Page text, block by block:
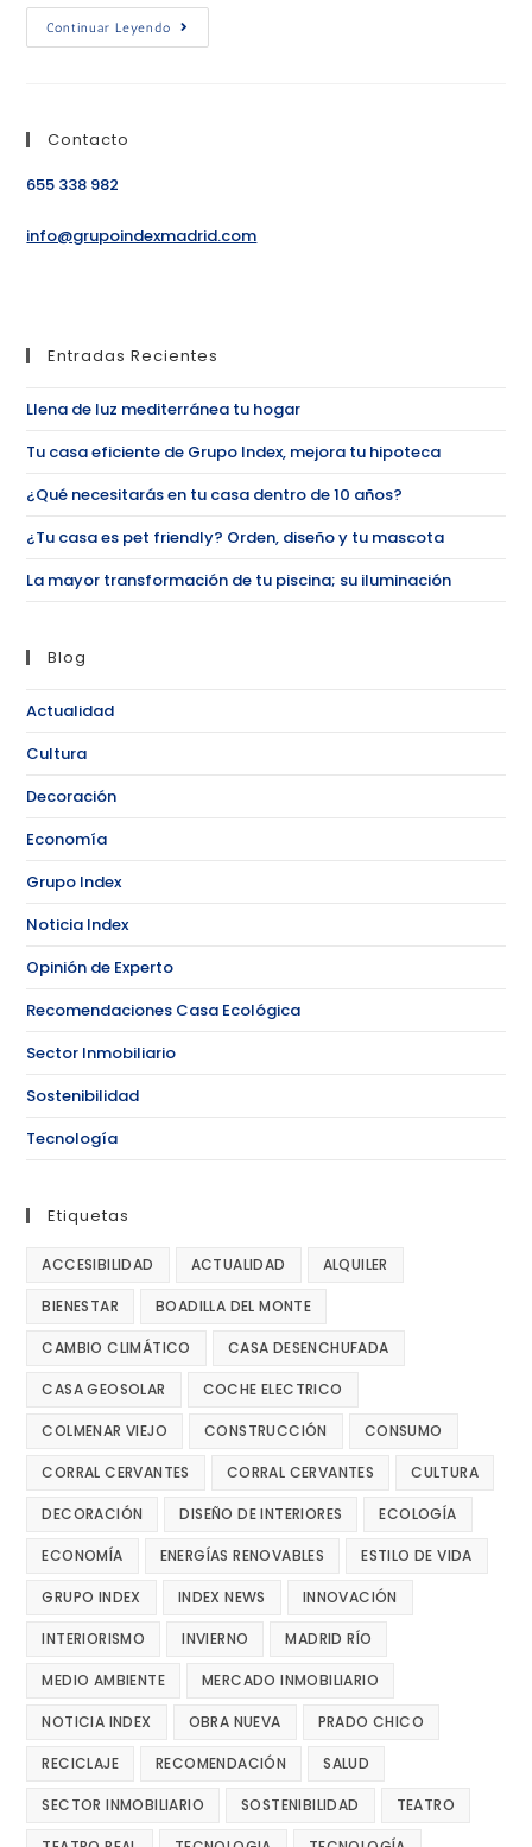
Continuar Leyendo
Contacto
655 338 982
info@grupoindexmadrid.com
Entradas Recientes
Llena de luz mediterránea tu hogar
Tu casa eficiente de Grupo Index, mejora tu hipoteca
¿Qué necesitarás en tu casa dentro de 10 años?
¿Tu casa es pet friendly? Orden, diseño y tu mascota
La mayor transformación de tu piscina; su iluminación
Blog
Actualidad
Cultura
Decoración
Economía
Grupo Index
Noticia Index
Opinión de Experto
Recomendaciones Casa Ecológica
Sector Inmobiliario
Sostenibilidad
Tecnología
Etiquetas
ACCESIBILIDAD ACTUALIDAD ALQUILER
BIENESTAR BOADILLA DEL MONTE
CAMBIO CLIMÁTICO CASA DESENCHUFADA
CASA GEOSOLAR COCHE ELECTRICO
COLMENAR VIEJO CONSTRUCCIÓN CONSUMO
CORRAL CERVANTES CORRAL CERVANTES CULTURA
DECORACIÓN DISEÑO DE INTERIORES ECOLOGÍA
ECONOMÍA ENERGÍAS RENOVABLES ESTILO DE VIDA
GRUPO INDEX INDEX NEWS INNOVACIÓN
INTERIORISMO INVIERNO MADRID RÍO
MEDIO AMBIENTE MERCADO INMOBILIARIO
NOTICIA INDEX OBRA NUEVA PRADO CHICO
RECICLAJE RECOMENDACIÓN SALUD
SECTOR INMOBILIARIO SOSTENIBILIDAD TEATRO